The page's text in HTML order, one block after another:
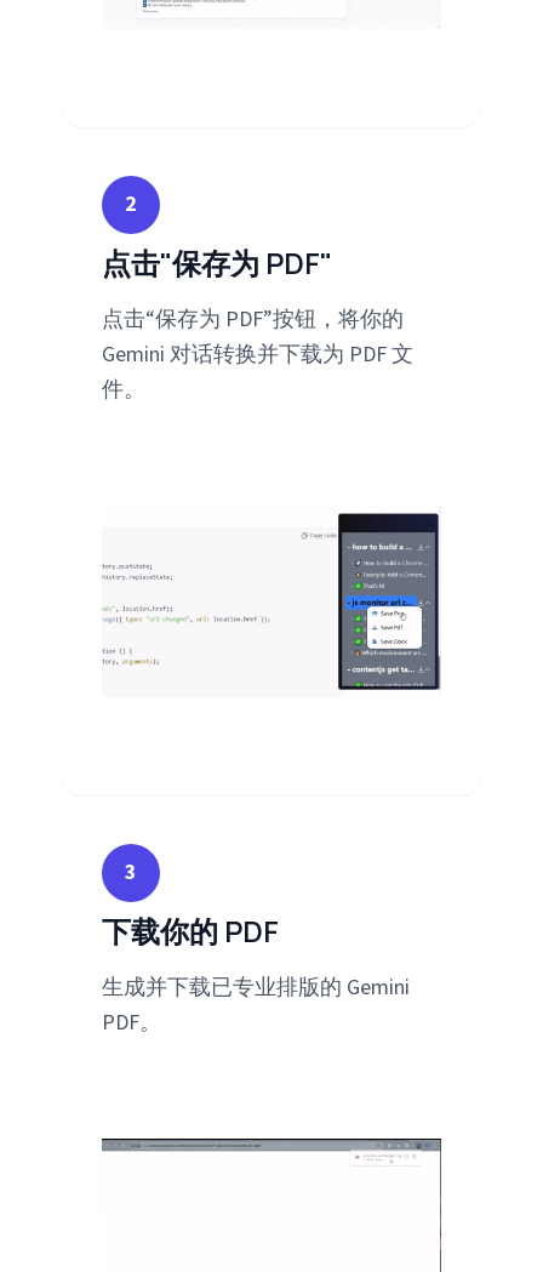
2
点击"保存为 PDF"
点击“保存为 PDF”按钮，将你的
Gemini 对话转换并下载为 PDF 文
件。
3
下载你的 PDF
生成并下载已专业排版的 Gemini
PDF。